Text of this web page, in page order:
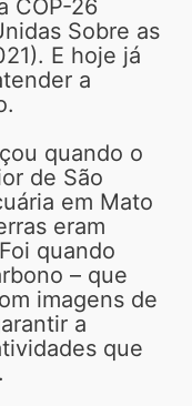
COP-26
Sobre as
E hoje já
a
quando o
de São
em Mato
eram
quando
– que
imagens de
a
que